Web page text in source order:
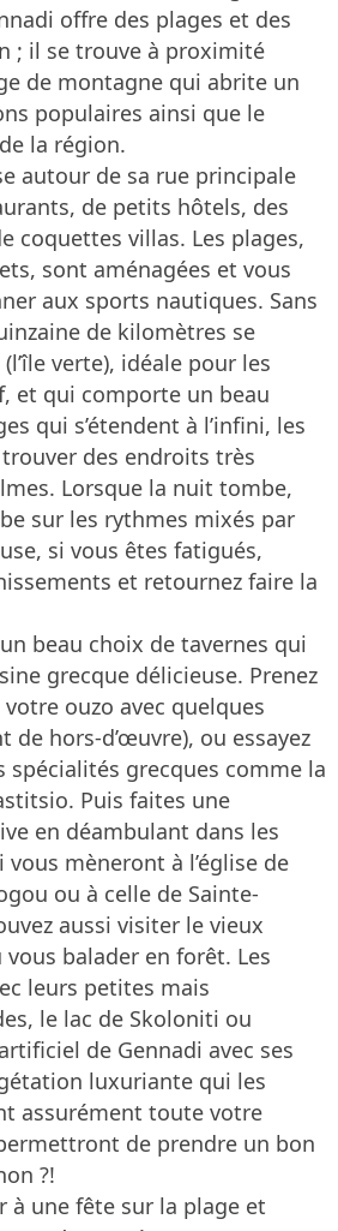
offre des plages et des
; il se trouve à proximité
de montagne qui abrite un
populaires ainsi que le
la région.
autour de sa rue principale
de petits hôtels, des
coquettes villas. Les plages,
sont aménagées et vous
aux sports nautiques. Sans
de kilomètres se
verte), idéale pour les
et qui comporte un beau
qui s’étendent à l’infini, les
des endroits très
Lorsque la nuit tombe,
sur les rythmes mixés par
si vous êtes fatigués,
et retournez faire la
beau choix de tavernes qui
grecque délicieuse. Prenez
ouzo avec quelques
de hors-d’œuvre), ou essayez
spécialités grecques comme la
Puis faites une
en déambulant dans les
mèneront à l’église de
ou à celle de Sainte-
aussi visiter le vieux
balader en forêt. Les
leurs petites mais
le lac de Skoloniti ou
de Gennadi avec ses
luxuriante qui les
assurément toute votre
de prendre un bon
?!
à une fête sur la plage et